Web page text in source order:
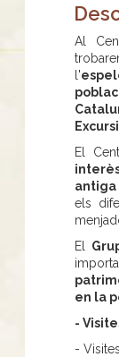
Al
l'
El
els
El
en la
-
-